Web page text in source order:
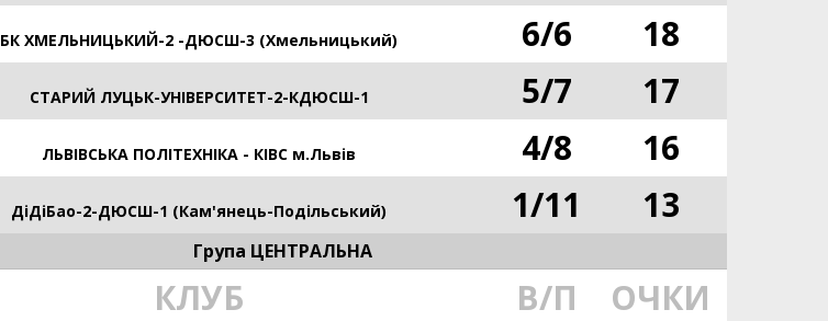
БК ХМЕЛЬНИЦЬКИЙ-2 -ДЮСШ-3 (Хмельницький) 6/6 18
СТАРИЙ ЛУЦЬК-УНІВЕРСИТЕТ-2-КДЮСШ-1 5/7 17
ЛЬВІВСЬКА ПОЛІТЕХНІКА - КІВС м.Львів 4/8 16
ДіДіБао-2-ДЮСШ-1 (Кам'янець-Подільський) 1/11 13
Група ЦЕНТРАЛЬНА
КЛУБ В/П ОЧКИ